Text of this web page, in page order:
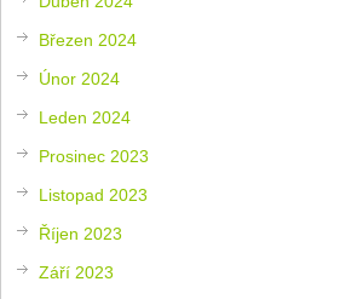
Březen 2024
Únor 2024
Leden 2024
Prosinec 2023
Listopad 2023
Říjen 2023
Září 2023